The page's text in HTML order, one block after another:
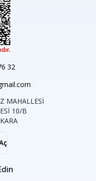
32
MAHALLESİ
10/B